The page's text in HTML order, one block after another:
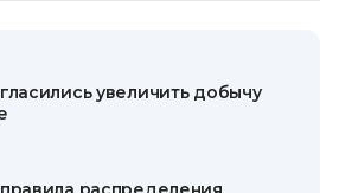
увеличить добычу